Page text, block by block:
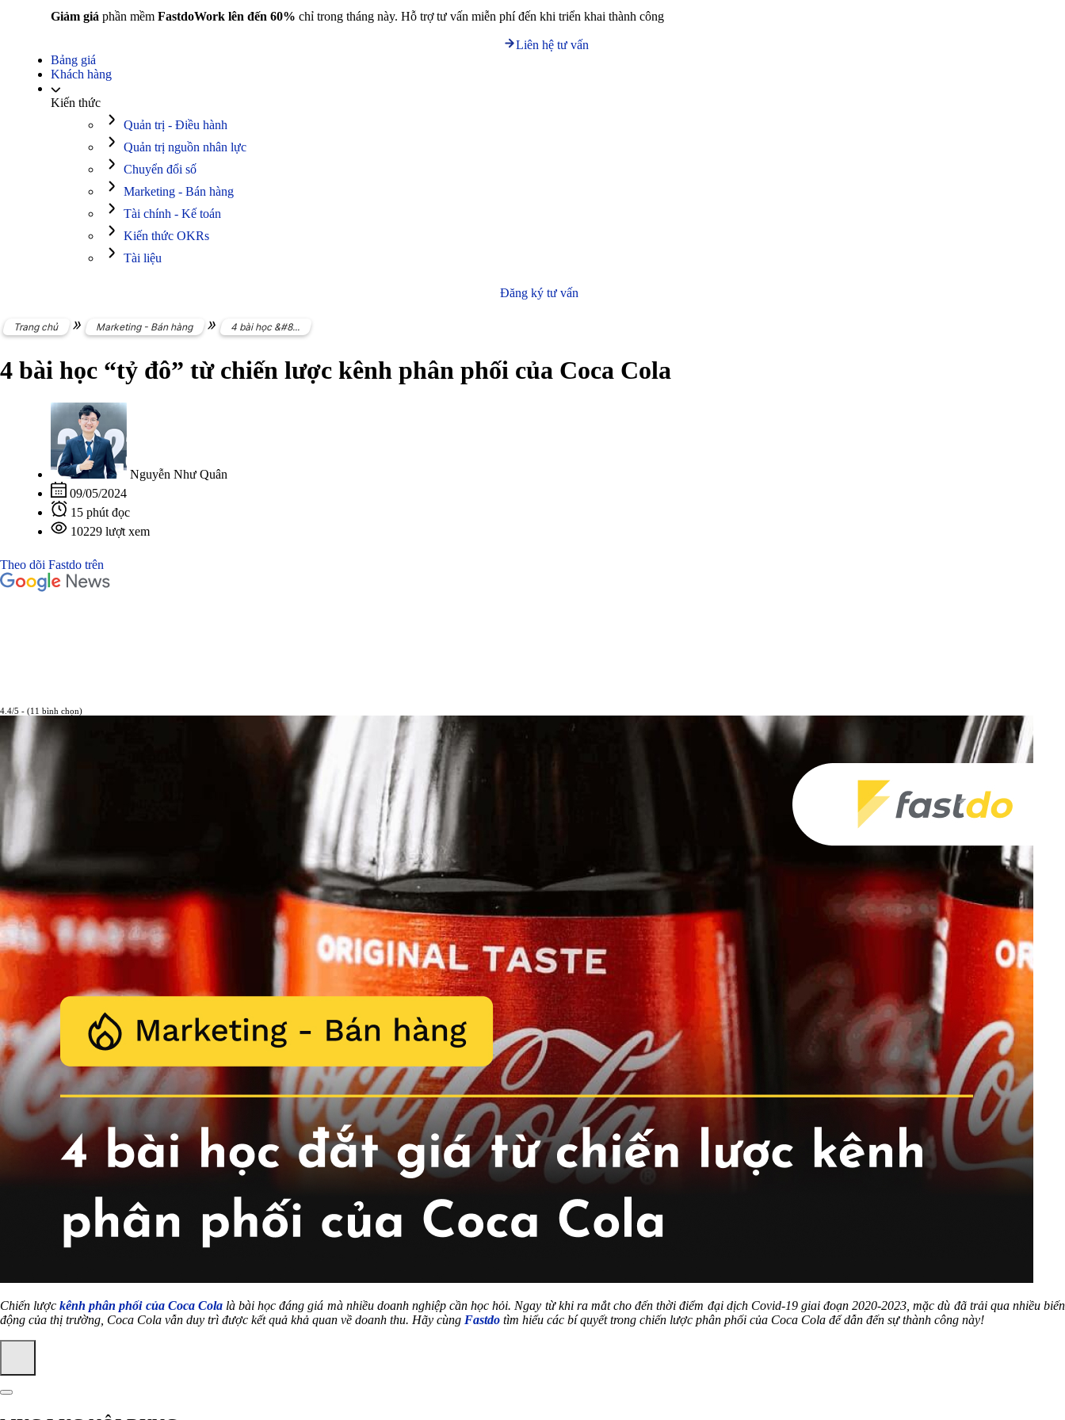
Giảm giá phần mềm FastdoWork lên đến 60% chỉ trong tháng này. Hỗ trợ tư vấn miễn phí đến khi triển khai thành công
Liên hệ tư vấn
Bảng giá
Khách hàng
Kiến thức
Quản trị - Điều hành
Quản trị nguồn nhân lực
Chuyển đổi số
Marketing - Bán hàng
Tài chính - Kế toán
Kiến thức OKRs
Tài liệu
Đăng ký tư vấn
Trang chủ » Marketing - Bán hàng » 4 bài học &#8...
4 bài học “tỷ đô” từ chiến lược kênh phân phối của Coca Cola
Nguyễn Như Quân
09/05/2024
15 phút đọc
10229 lượt xem
Theo dõi Fastdo trên
4.4/5 - (11 bình chọn)
Chiến lượckênh phân phối của Coca Colalà bài học đáng giá mà nhiều doanh nghiệp cần học hỏi. Ngay từ khi ra mắt cho đến thời điểm đại dịch Covid-19 giai đoạn 2020-2023, mặc dù đã trải qua nhiều biến
động của thị trường, Coca Cola vẫn duy trì được kết quả khả quan về doanh thu. Hãy cùng Fastdo tìm hiểu các bí quyết trong chiến lược phân phối của Coca Cola để dẫn đến sự thành công này!